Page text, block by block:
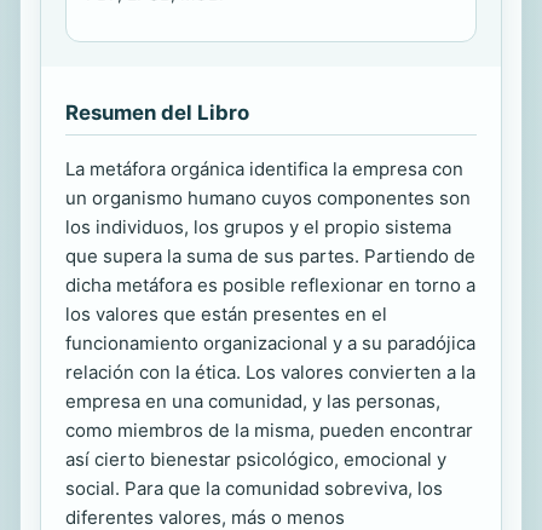
Resumen del Libro
La metáfora orgánica identifica la empresa con
un organismo humano cuyos componentes son
los individuos, los grupos y el propio sistema
que supera la suma de sus partes. Partiendo de
dicha metáfora es posible reflexionar en torno a
los valores que están presentes en el
funcionamiento organizacional y a su paradójica
relación con la ética. Los valores convierten a la
empresa en una comunidad, y las personas,
como miembros de la misma, pueden encontrar
así cierto bienestar psicológico, emocional y
social. Para que la comunidad sobreviva, los
diferentes valores, más o menos